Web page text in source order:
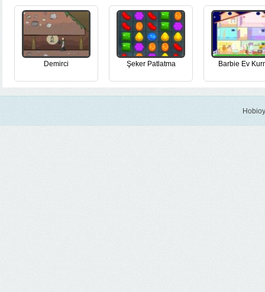
Demirci Şeker Patlatma Barbie Ev